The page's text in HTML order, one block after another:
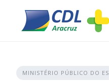
content
MINISTÉRIO PÚBLICO DO ES